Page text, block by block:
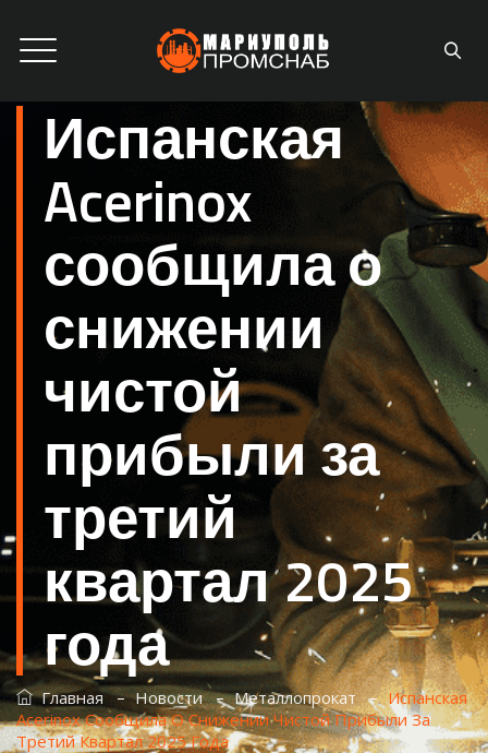
Испанская
Acerinox
сообщила о
снижении
чистой
прибыли за
третий
квартал 2025
года
Главная–Новости–Металлопрокат–Испанская
Acerinox Сообщила О Снижении Чистой Прибыли За
Третий Квартал 2025 Года